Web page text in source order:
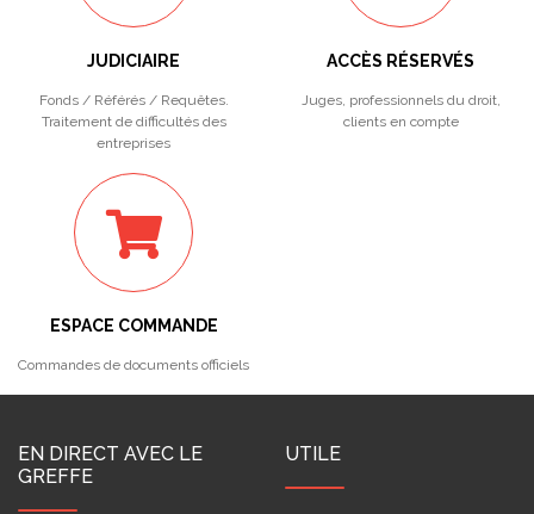
JUDICIAIRE
Fonds / Référés / Requêtes.
Traitement de difficultés des
entreprises
ACCÈS RÉSERVÉS
Juges, professionnels du droit,
clients en compte
ESPACE COMMANDE
Commandes de documents officiels
EN DIRECT AVEC LE
GREFFE
UTILE